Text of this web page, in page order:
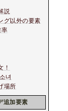
説
グ以外の要素
！
녀
場所
追加要素